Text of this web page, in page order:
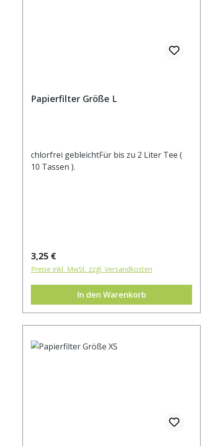
Papierfilter Größe L
chlorfrei gebleichtFür bis zu 2 Liter Tee (
10 Tassen ).
Regulärer Preis:
3,25 €
Preise inkl. MwSt. zzgl. Versandkosten
In den Warenkorb